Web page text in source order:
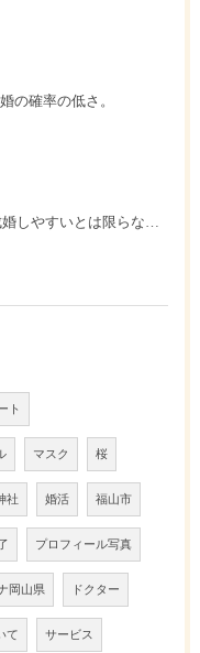
の確率の低さ。
年収1000万円でも成婚しやすいとは限らない? 「年収帯別の成婚率」のリアル
ト
マスク 桜
社 婚活 福山市
プロフィール写真
岡山県 ドクター
て サービス